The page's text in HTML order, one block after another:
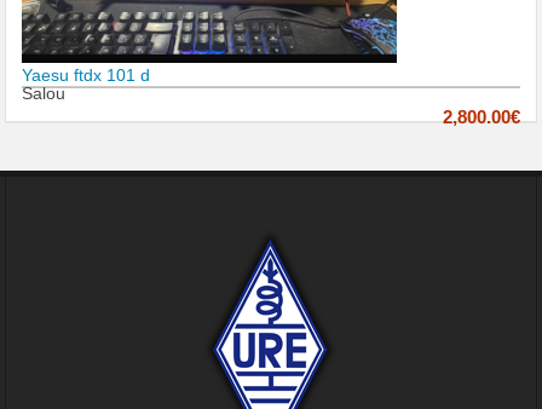
Yaesu ftdx 101 d
Salou
2,800.00€